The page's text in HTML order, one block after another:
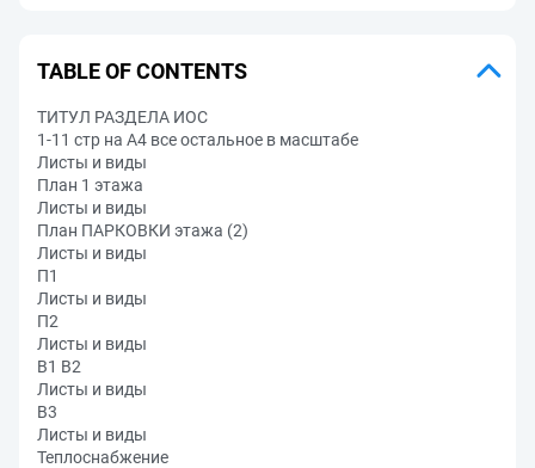
TABLE OF CONTENTS
ТИТУЛ РАЗДЕЛА ИОС
1-11 стр на А4 все остальное в масштабе
Листы и виды
План 1 этажа
Листы и виды
План ПАРКОВКИ этажа (2)
Листы и виды
П1
Листы и виды
П2
Листы и виды
В1 В2
Листы и виды
В3
Листы и виды
Теплоснабжение